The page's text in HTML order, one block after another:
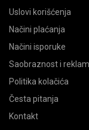
Uslovi korišćenja
Načini plaćanja
Načini isporuke
Saobraznost i
Politika kolačića
Česta pitanja
Kontakt